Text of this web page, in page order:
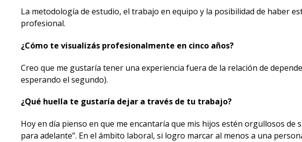
La metodología de estudio, el trabajo en equipo y la posibilidad de haber
profesional.
¿Cómo te visualizás profesionalmente en cinco años?
Creo que me gustaría tener una experiencia fuera de la relación de
esperando el segundo).
¿Qué huella te gustaría dejar a través de tu trabajo?
Hoy en día pienso en que me encantaría que mis hijos estén orgullosos
para adelante”. En el ámbito laboral, si logro marcar al menos a una